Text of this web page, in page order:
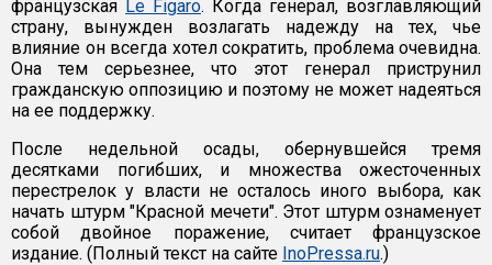
французская Le Figaro. Когда генерал, возглавляющий
страну, вынужден возлагать надежду на тех, чье
влияние он всегда хотел сократить, проблема очевидна.
Она тем серьезнее, что этот генерал приструнил
гражданскую оппозицию и поэтому не может надеяться
на ее поддержку.
После недельной осады, обернувшейся тремя
десятками погибших, и множества ожесточенных
перестрелок у власти не осталось иного выбора, как
начать штурм "Красной мечети". Этот штурм ознаменует
собой двойное поражение, считает французское
издание. (Полный текст на сайте InoPressa.ru.)